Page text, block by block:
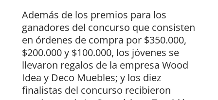
Además de los premios para los
ganadores del concurso que consisten
en órdenes de compra por $350.000,
$200.000 y $100.000, los jóvenes se
llevaron regalos de la empresa Wood
Idea y Deco Muebles; y los diez
finalistas del concurso recibieron